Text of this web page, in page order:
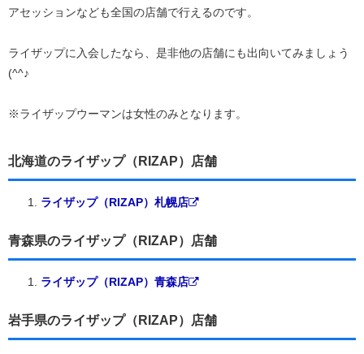
アセッションなども全国の店舗で行えるのです。
ライザップに入会したなら、是非他の店舗にも出向いてみましょう
(^^♪
※ライザップウーマンは女性のみとなります。
北海道のライザップ（RIZAP）店舗
ライザップ（RIZAP）札幌店
青森県のライザップ（RIZAP）店舗
ライザップ（RIZAP）青森店
岩手県のライザップ（RIZAP）店舗